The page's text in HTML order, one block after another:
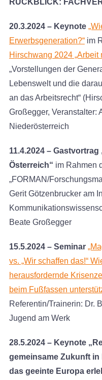
20.3.2024 – Keynote
Erwerbsgeneration?“im
Hirschwang 2024 „Arbeit
„Vorstellungen der
Lebenswelt und die
an das Arbeitsrecht“
Großegger, Veranstalter:
Niederösterreich
11.4.2024 –
Österreich“ im Rahmen
„FORMAN/
Gerit Götzenbrucker am
Beate Großegger
15.5.2024 – Seminar
vs. „Wir schaffen das!“
herausfordernde
beim Fußfassen
Referentin/Trainerin: Dr.
Jugend am Werk
28.5.2024 – Keynote
gemeinsame Zukunft
das geeinte Europa